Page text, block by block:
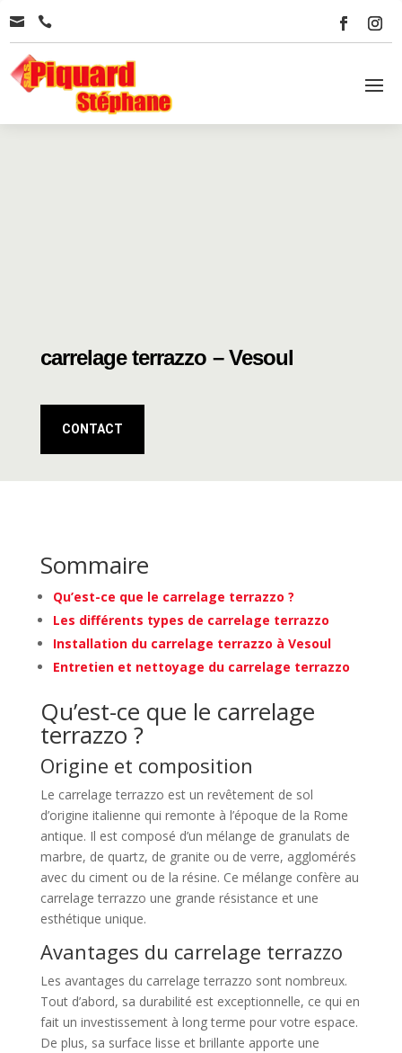
 
carrelage terrazzo – Vesoul
CONTACT
Sommaire
Qu’est-ce que le carrelage terrazzo ?
Les différents types de carrelage terrazzo
Installation du carrelage terrazzo à Vesoul
Entretien et nettoyage du carrelage terrazzo
Qu’est-ce que le carrelage
terrazzo ?
Origine et composition
Le carrelage terrazzo est un revêtement de sol
d’origine italienne qui remonte à l’époque de la Rome
antique. Il est composé d’un mélange de granulats de
marbre, de quartz, de granite ou de verre, agglomérés
avec du ciment ou de la résine. Ce mélange confère au
carrelage terrazzo une grande résistance et une
esthétique unique.
Avantages du carrelage terrazzo
Les avantages du carrelage terrazzo sont nombreux.
Tout d’abord, sa durabilité est exceptionnelle, ce qui en
fait un investissement à long terme pour votre espace.
De plus, sa surface lisse et brillante apporte une